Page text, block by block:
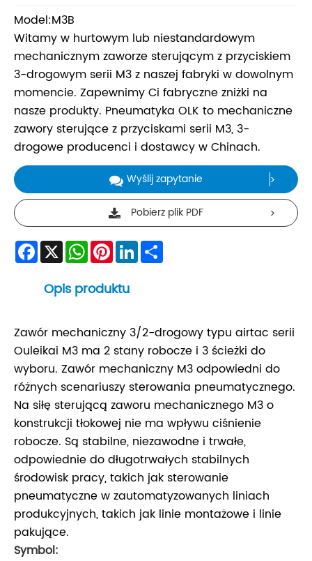
Model:M3B
Witamy w hurtowym lub niestandardowym
mechanicznym zaworze sterującym z przyciskiem
3-drogowym serii M3 z naszej fabryki w dowolnym
momencie. Zapewnimy Ci fabryczne zniżki na
nasze produkty. Pneumatyka OLK to mechaniczne
zawory sterujące z przyciskami serii M3, 3-
drogowe producenci i dostawcy w Chinach.
Wyślij zapytanie
Pobierz plik PDF
Facebook
X WhatsApp
Pinterest
LinkedIn
Opis produktu
Zawór mechaniczny 3/2-drogowy typu airtac serii
Ouleikai M3 ma 2 stany robocze i 3 ścieżki do
wyboru. Zawór mechaniczny M3 odpowiedni do
różnych scenariuszy sterowania pneumatycznego.
Na siłę sterującą zaworu mechanicznego M3 o
konstrukcji tłokowej nie ma wpływu ciśnienie
robocze. Są stabilne, niezawodne i trwałe,
odpowiednie do długotrwałych stabilnych
środowisk pracy, takich jak sterowanie
pneumatyczne w zautomatyzowanych liniach
produkcyjnych, takich jak linie montażowe i linie
pakujące.
Symbol: